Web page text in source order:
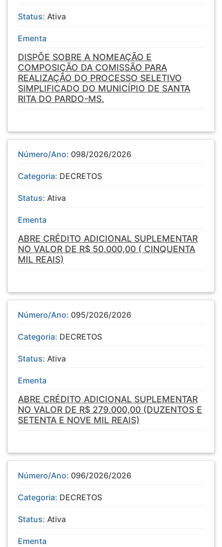
Status: Ativa
Ementa
DISPÕE SOBRE A NOMEAÇÃO E
COMPOSIÇÃO DA COMISSÃO PARA
REALIZAÇÃO DO PROCESSO SELETIVO
SIMPLIFICADO DO MUNICÍPIO DE SANTA
RITA DO PARDO-MS.
Número/Ano: 098/2026/2026
Categoria: DECRETOS
Status: Ativa
Ementa
ABRE CRÉDITO ADICIONAL SUPLEMENTAR
NO VALOR DE R$ 50.000,00 ( CINQUENTA
MIL REAIS)
Número/Ano: 095/2026/2026
Categoria: DECRETOS
Status: Ativa
Ementa
ABRE CRÉDITO ADICIONAL SUPLEMENTAR
NO VALOR DE R$ 279.000,00 (DUZENTOS E
SETENTA E NOVE MIL REAIS)
Número/Ano: 096/2026/2026
Categoria: DECRETOS
Status: Ativa
Ementa